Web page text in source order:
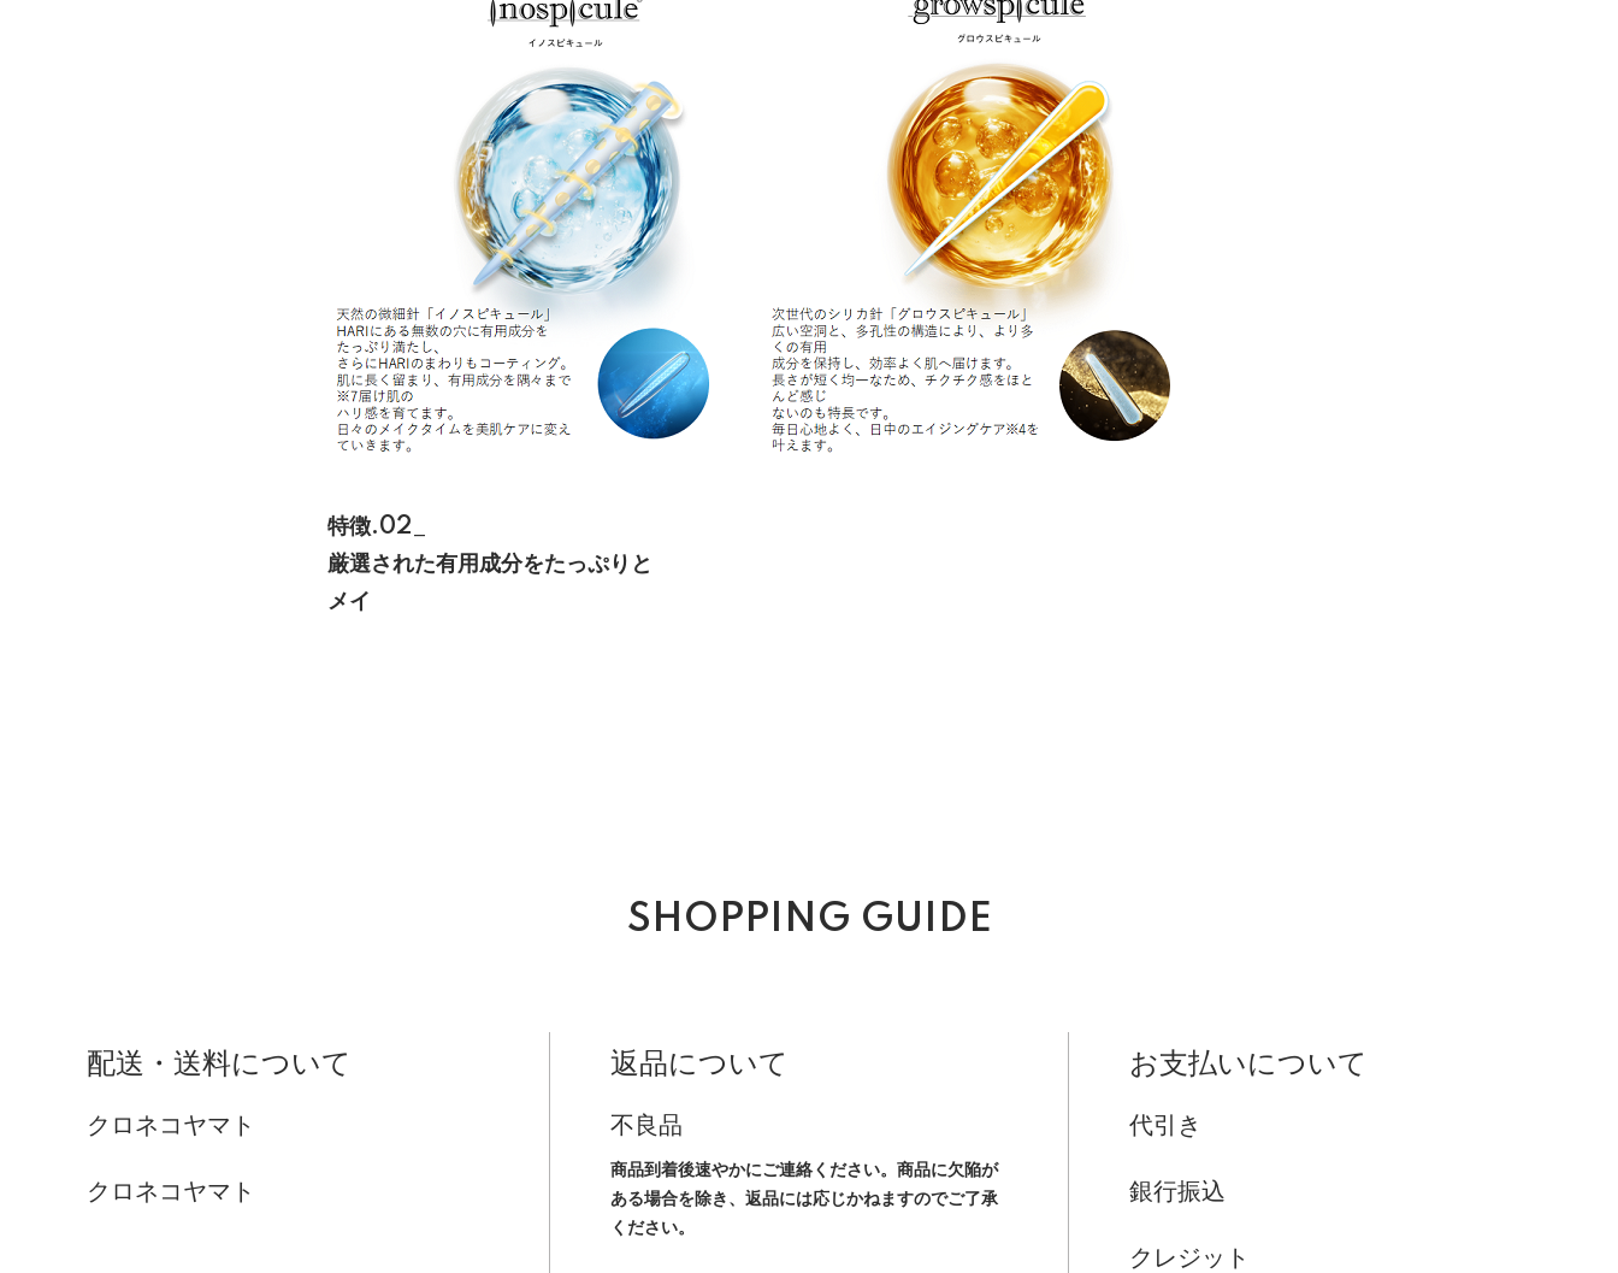
特徴.02_
厳選された有用成分をたっぷりと
メイ
SHOPPING GUIDE
配送・送料について
クロネコヤマト
クロネコヤマト
返品について
不良品
商品到着後速やかにご連絡ください。商品に欠陥が
ある場合を除き、返品には応じかねますのでご了承
ください。
お支払いについて
代引き
銀行振込
クレジット